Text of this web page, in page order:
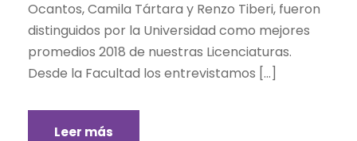
Ocantos, Camila Tártara y Renzo Tiberi, fueron
distinguidos por la Universidad como mejores
promedios 2018 de nuestras Licenciaturas.
Desde la Facultad los entrevistamos […]
Leer más